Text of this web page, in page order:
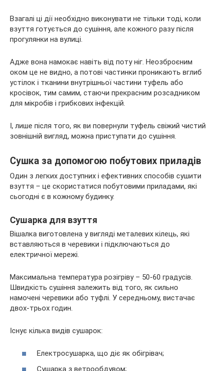
Взагалі ці дії необхідно виконувати не тільки тоді, коли
взуття готується до сушіння, але кожного разу після
прогулянки на вулиці.
Адже вона намокає навіть від поту ніг. Неозброєним
оком це не видно, а потові частинки проникають вглиб
устілок і тканини внутрішньої частини туфель або
кросівок, тим самим, стаючи прекрасним розсадником
для мікробів і грибкових інфекцій.
І, лише після того, як ви повернули туфель свіжий чистий
зовнішній вигляд, можна приступати до сушіння.
Сушка за допомогою побутових приладів
Один з легких доступних і ефективних способів сушити
взуття – це скористатися побутовими приладами, які
сьогодні є в кожному будинку.
Сушарка для взуття
Вішалка виготовлена у вигляді металевих кілець, які
вставляються в черевики і підключаються до
електричної мережі.
Максимальна температура розігріву – 50-60 градусів.
Швидкість сушіння залежить від того, як сильно
намочені черевики або туфлі. У середньому, вистачає
двох-трьох годин.
Існує кілька видів сушарок:
Електросушарка, що діє як обігрівач;
Сушарка з ветрообдувом;